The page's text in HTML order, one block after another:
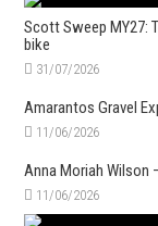
Scott Sweep MY27:
bike
31/07/2026
Amarantos Gravel
11/06/2026
Anna Moriah Wilson
11/06/2026